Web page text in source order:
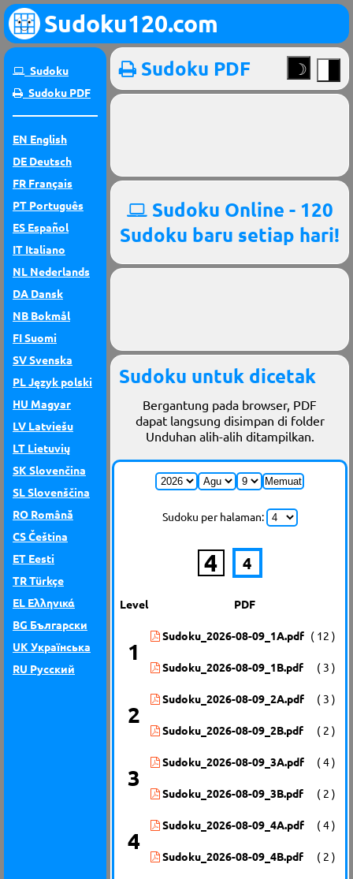
Sudoku PDF
Sudoku Online - 120
Sudoku baru setiap hari!
Sudoku untuk dicetak
Bergantung pada browser, PDF
dapat langsung disimpan di folder
Unduhan alih-alih ditampilkan.
Sudoku per halaman:
4 4
Level PDF
back
1
Sudoku_2026-08-09_1A.pdf ( 12 )
Sudoku_2026-08-09_1B.pdf ( 3 )
2
Sudoku_2026-08-09_2A.pdf ( 3 )
Sudoku_2026-08-09_2B.pdf ( 2 )
3
Sudoku_2026-08-09_3A.pdf ( 4 )
Sudoku_2026-08-09_3B.pdf ( 2 )
4
Sudoku_2026-08-09_4A.pdf ( 4 )
Sudoku_2026-08-09_4B.pdf ( 2 )
Sudoku
Sudoku PDF
EN English
DE Deutsch
FR Français
PT Português
ES Español
IT Italiano
NL Nederlands
DA Dansk
NB Bokmål
FISuomi
SVSvenska
PLJęzyk polski
HU Magyar
LV Latviešu
LT Lietuvių
SK Slovenčina
SLSlovenščina
RO Română
CSČeština
ET Eesti
TRTürkçe
EL Ελληνικά
BG Български
UK Українська
RU Русский
Sudoku120.com